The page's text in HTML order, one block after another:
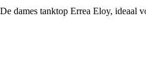
De dames tanktop Errea Eloy, ideaal